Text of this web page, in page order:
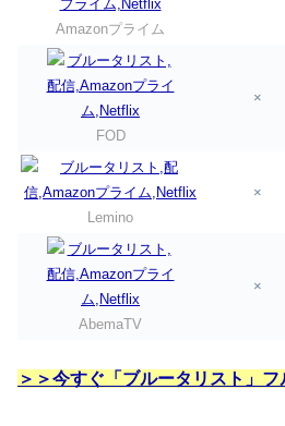
Amazonプライム
FOD
×
Lemino
×
AbemaTV
×
＞＞今すぐ「ブルータリスト」フ